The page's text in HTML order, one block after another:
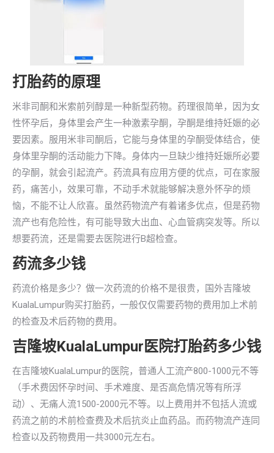
打胎药的原理
米非司酮和米索前列醇是一种新型药物。药理很简单，因为女
性怀孕后，身体里会产生一种激素孕酮，孕酮是维持妊娠的必
要因素。服用米非司酮后，它能与身体里的孕酮受体结合，使
身体里孕酮的活动能力下降。身体内一旦缺少维持妊娠所必要
的孕酮，就会引起流产。药流具有应用方便的优点，可在家服
药，痛苦小，效果可靠，不动手术就能够解决意外怀孕的烦
恼，不能不让人欣喜。虽然药物流产有着诸多优点，但是药物
流产也有危险性，有可能导致大出血、心血管病突发等。所以
想要药流，还是需要去医院进行B超检查。
药流多少钱
药流价格是多少？做一次药流的价格不是很贵，国外吉隆坡
KualaLumpur购买打胎药，一般仅仅需要药物的费用加上术前
的检查及术后药物的费用。
吉隆坡KualaLumpur医院打胎药多少钱
在吉隆坡KualaLumpur的医院，普通人工流产800-1000元不等
（手术费因怀孕时间、手术难度、是否高危情况等有所浮
动）、无痛人流1500-2000元不等。以上费用并不包括人流或
药流之前的术前检查费及术后抗炎止血药品。而药物流产连同
检查以及药物费用一共3000元左右。